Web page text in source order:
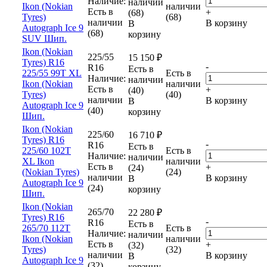
Ikon (Nokian
Tyres)
Autograph Ice 9
SUV Шип.
Есть в
наличии
(68)
(68)
В
корзину
наличии
(68)
+
В корзину
Ikon (Nokian
Tyres) R16
225/55 99T XL
Ikon (Nokian
Tyres)
Autograph Ice 9
Шип.
225/55
R16
Наличие:
Есть в
наличии
(40)
15 150 ₽
Есть в
наличии
(40)
В
корзину
Есть в
наличии
(40)
-
+
В корзину
Ikon (Nokian
Tyres) R16
225/60 102T
XL Ikon
(Nokian Tyres)
Autograph Ice 9
Шип.
225/60
R16
Наличие:
Есть в
наличии
(24)
16 710 ₽
Есть в
наличии
(24)
В
корзину
Есть в
наличии
(24)
-
+
В корзину
Ikon (Nokian
Tyres) R16
265/70 112T
Ikon (Nokian
Tyres)
Autograph Ice 9
265/70
R16
Наличие:
Есть в
наличии
22 280 ₽
Есть в
наличии
(32)
В
Есть в
наличии
(32)
-
+
В корзину